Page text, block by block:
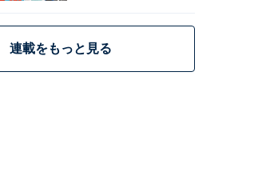
連載をもっと見る